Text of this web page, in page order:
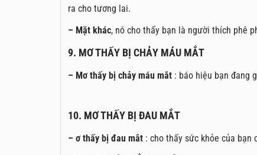
ra cho tương lai.
– Mặt khác, nó cho thấy bạn là người thích phê
9. MƠ THẤY BỊ CHẢY MÁU MẮT
– Mơ thấy bị chảy máu mắt : báo hiệu bạn đang
10. MƠ THẤY BỊ ĐAU MẮT
– ơ thấy bị đau mắt : cho thấy sức khỏe của bạn